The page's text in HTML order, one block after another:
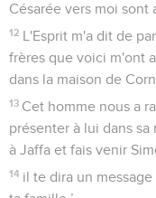
Césarée vers moi sont
12 L'Esprit m'a dit de
frères que voici m'ont
dans la maison de
13 Cet homme nous a
présenter à lui dans sa
à Jaffa et fais venir
14 il te dira un